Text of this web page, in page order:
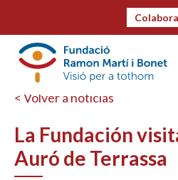
< Volver a noticias
La Fundación
Auró de Terrassa